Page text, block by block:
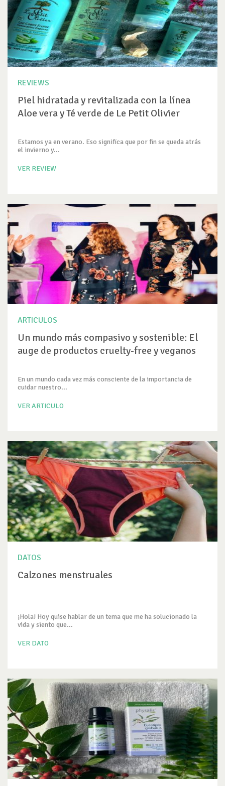
REVIEWS
Piel hidratada y revitalizada con la línea
Aloe vera y Té verde de Le Petit Olivier
Estamos ya en verano. Eso significa que por fin se queda atrás
el invierno y...
VER REVIEW
ARTICULOS
Un mundo más compasivo y sostenible: El
auge de productos cruelty-free y veganos
En un mundo cada vez más consciente de la importancia de
cuidar nuestro...
VER ARTICULO
DATOS
Calzones menstruales
¡Hola! Hoy quise hablar de un tema que me ha solucionado la
vida y siento que...
VER DATO